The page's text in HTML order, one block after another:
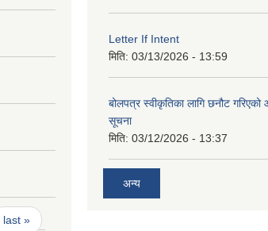
last »
Letter If Intent
मिति: 03/13/2026 - 13:59
बोलपत्र स्वीकृतिका लागि छनौट
सूचना
मिति: 03/12/2026 - 13:37
अन्य